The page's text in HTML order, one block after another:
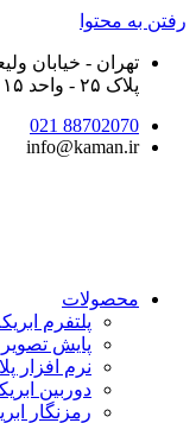
رفتن به محتوا
تهران - خیابان
پلاک ۲۵ - واحد ۱۵
88702070 021
info@kaman.ir
محصولات
پلتفرم
پایش
نرم افزار
دوربین
رمزنگار